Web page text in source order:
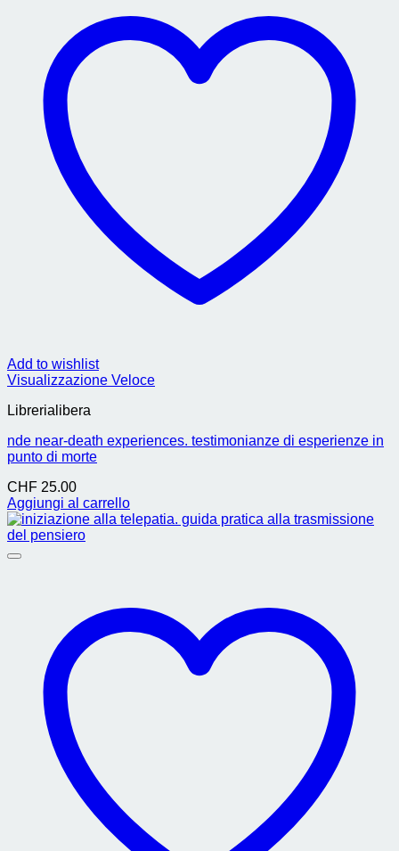
Add to wishlist
Visualizzazione Veloce
Librerialibera
nde near-death experiences. testimonianze di esperienze in
punto di morte
CHF 25.00
Aggiungi al carrello